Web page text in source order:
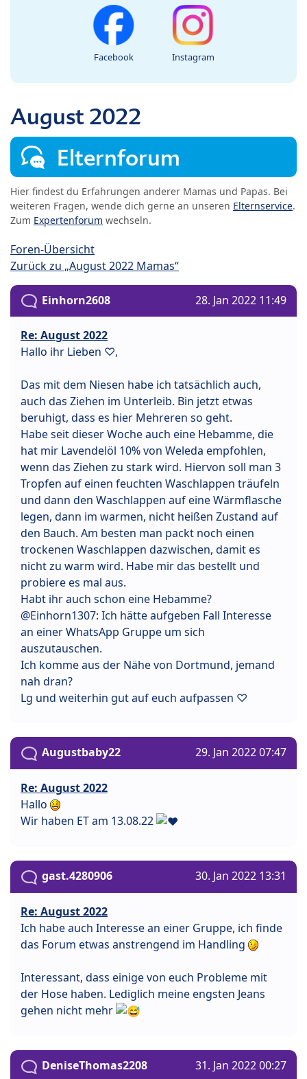
Facebook Instagram
August 2022
Elternforum
Hier findest du Erfahrungen anderer Mamas und Papas. Bei
weiteren Fragen, wende dich gerne an unseren Elternservice.
Zum Expertenforum wechseln.
Foren-Übersicht
Zurück zu „August 2022 Mamas“
Einhorn2608 28. Jan 2022 11:49
Re: August 2022
Hallo ihr Lieben ♡,
Das mit dem Niesen habe ich tatsächlich auch,
auch das Ziehen im Unterleib. Bin jetzt etwas
beruhigt, dass es hier Mehreren so geht.
Habe seit dieser Woche auch eine Hebamme, die
hat mir Lavendelöl 10% von Weleda empfohlen,
wenn das Ziehen zu stark wird. Hiervon soll man 3
Tropfen auf einen feuchten Waschlappen träufeln
und dann den Waschlappen auf eine Wärmflasche
legen, dann im warmen, nicht heißen Zustand auf
den Bauch. Am besten man packt noch einen
trockenen Waschlappen dazwischen, damit es
nicht zu warm wird. Habe mir das bestellt und
probiere es mal aus.
Habt ihr auch schon eine Hebamme?
@Einhorn1307: Ich hätte aufgeben Fall Interesse
an einer WhatsApp Gruppe um sich
auszutauschen.
Ich komme aus der Nähe von Dortmund, jemand
nah dran?
Lg und weiterhin gut auf euch aufpassen ♡
Augustbaby22 29. Jan 2022 07:47
Re: August 2022
Hallo
Wir haben ET am 13.08.22
gast.4280906 30. Jan 2022 13:31
Re: August 2022
Ich habe auch Interesse an einer Gruppe, ich finde
das Forum etwas anstrengend im Handling
Interessant, dass einige von euch Probleme mit
der Hose haben. Lediglich meine engsten Jeans
gehen nicht mehr
DeniseThomas2208 31. Jan 2022 00:27